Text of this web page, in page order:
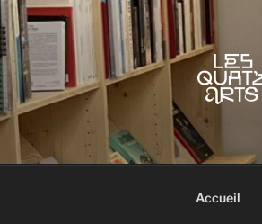
Aller
au
contenu
principal
Accueil